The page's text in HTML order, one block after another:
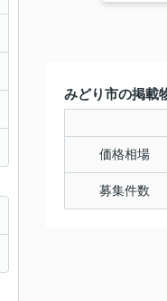
みどり市の掲載
価格相場
募集件数